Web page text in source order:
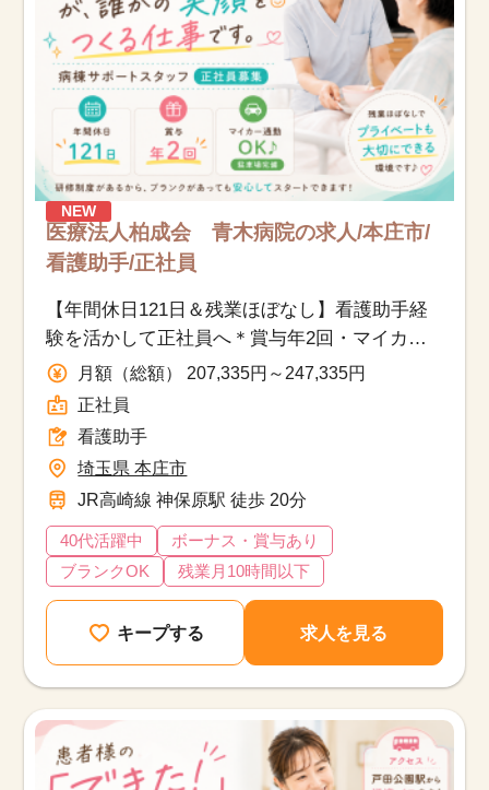
NEW
医療法人柏成会 青木病院の求人/本庄市/
看護助手/正社員
【年間休日121日＆残業ほぼなし】看護助手経
験を活かして正社員へ＊賞与年2回・マイカー
通勤OK♪月額（総額） 207,335円～247,335円
正社員
看護助手
埼玉県 本庄市
JR高崎線 神保原駅 徒歩 20分
40代活躍中
ボーナス・賞与あり
ブランクOK
残業月10時間以下
キープする 求人を見る